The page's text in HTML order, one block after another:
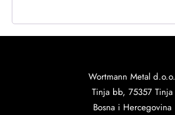
Wortmann Metal d.o.o.
Tinja bb, 75357 Tinja
Bosna i Hercegovina